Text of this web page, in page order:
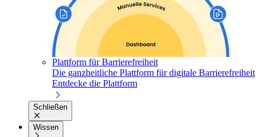
Plattform für Barrierefreiheit
Die ganzheitliche Plattform für digitale Barrierefreiheit
Entdecke die Plattform
Schließen
Wissen